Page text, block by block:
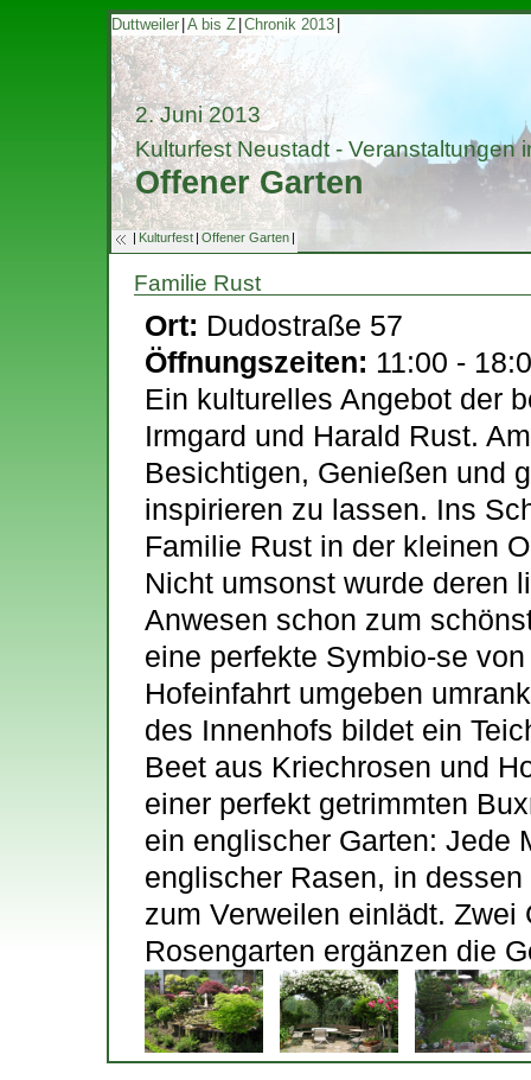
Duttweiler A bis Z Chronik 2013
2. Juni 2013
Kulturfest Neustadt - Veranstaltungen
Offener Garten
| Kulturfest | Offener Garten |
Familie Rust
Ort: Dudostraße 57
Öffnungszeiten: 11:00 -
Ein kulturelles Angebot der
Irmgard und Harald Rust.
Besichtigen, Genießen und
inspirieren zu lassen. Ins
Familie Rust in der kleinen
Nicht umsonst wurde deren
Anwesen schon zum
eine perfekte Symbio-se
Hofeinfahrt umgeben
des Innenhofs bildet ein
Beet aus Kriechrosen und
einer perfekt getrimmten
ein englischer Garten: Jede
englischer Rasen, in
zum Verweilen einlädt.
Rosengarten ergänzen die